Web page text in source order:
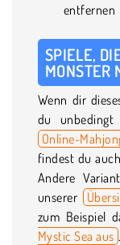
entfernen
SPIELE,
MONSTER
Wenn dir
du
Online-
findest du auch
Andere
unserer
zum Beispiel
Mystic Sea aus .